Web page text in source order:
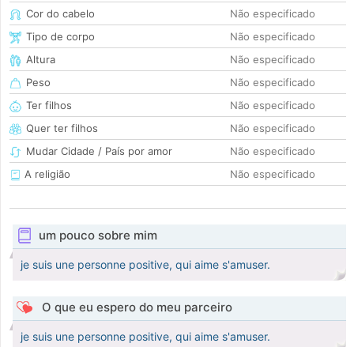
Cor do cabelo
Não especificado
Tipo de corpo
Não especificado
Altura
Não especificado
Peso
Não especificado
Ter filhos
Não especificado
Quer ter filhos
Não especificado
Mudar Cidade / País por amor
Não especificado
A religião
Não especificado
um pouco sobre mim
je suis une personne positive, qui aime s'amuser.
O que eu espero do meu parceiro
je suis une personne positive, qui aime s'amuser.